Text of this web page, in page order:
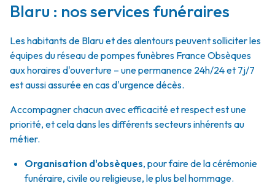
Blaru : nos services funéraires
Les habitants de Blaru et des alentours peuvent solliciter les
équipes du réseau de pompes funèbres France Obsèques
aux horaires d'ouverture – une permanence 24h/24 et 7j/7
est aussi assurée en cas d'urgence décès.
Accompagner chacun avec efficacité et respect est une
priorité, et cela dans les différents secteurs inhérents au
métier.
Organisation d'obsèques, pour faire de la cérémonie
funéraire, civile ou religieuse, le plus bel hommage.